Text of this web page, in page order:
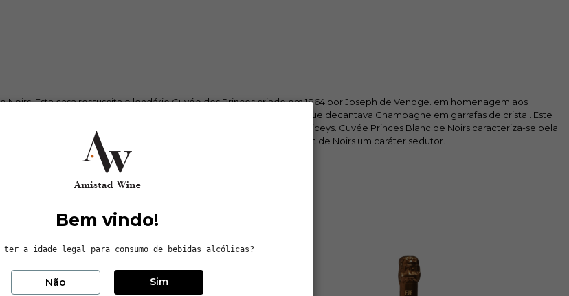
Esta casa ressuscita o lendário Cuvée des Princes criado em 1864 por Joseph de Venoge. em homenagem aos
da grande aristocracia européia do início do século XX. que decantava Champagne em garrafas de cristal. Este
Reims. Complementados por uma seleção de parcelas da vila de Riceys. Cuvée Princes Blanc de Noirs caracteriza-se pela
vermelhas frescas e groselha preta trazem a este champanhe Blanc de Noirs um caráter sedutor.
Bem vindo!
ter a idade legal para consumo de bebidas alcólicas?
Não Sim